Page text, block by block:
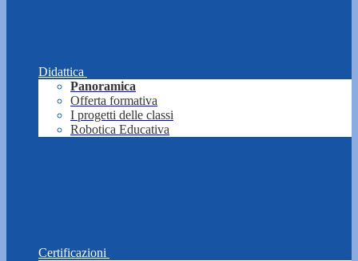
Didattica
Panoramica
Offerta formativa
I progetti delle classi
Robotica Educativa
Certificazioni